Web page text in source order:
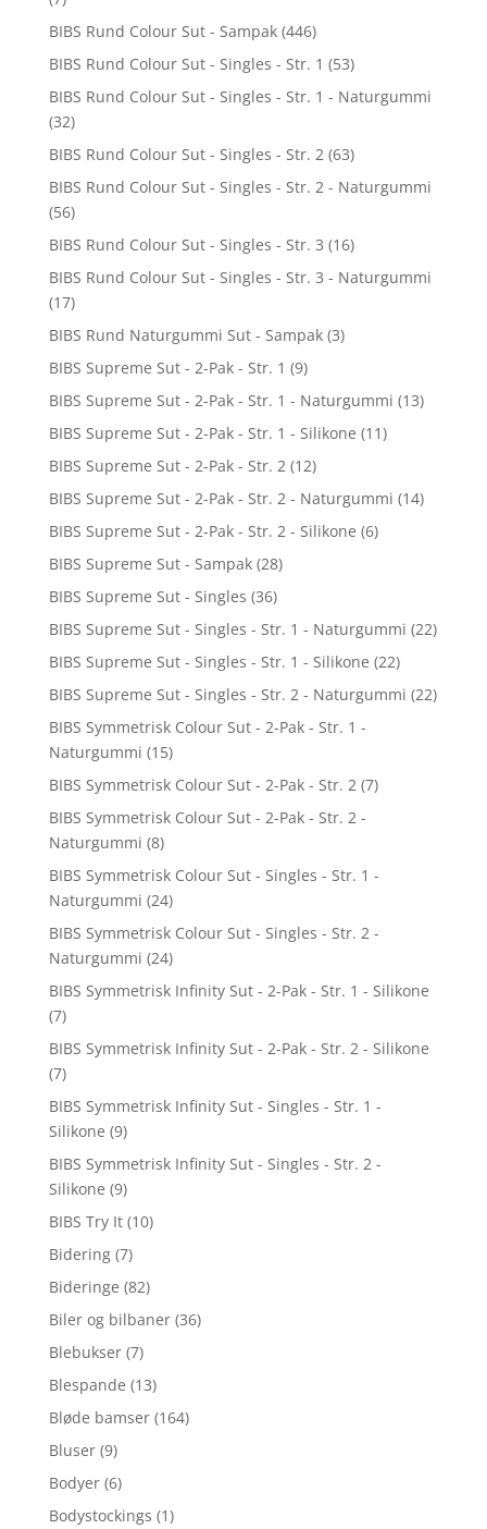
BIBS Rund Colour Sut - Sampak (446)
BIBS Rund Colour Sut - Singles - Str. 1 (53)
BIBS Rund Colour Sut - Singles - Str. 1 - Naturgummi
(32)
BIBS Rund Colour Sut - Singles - Str. 2 (63)
BIBS Rund Colour Sut - Singles - Str. 2 - Naturgummi
(56)
BIBS Rund Colour Sut - Singles - Str. 3 (16)
BIBS Rund Colour Sut - Singles - Str. 3 - Naturgummi
(17)
BIBS Rund Naturgummi Sut - Sampak (3)
BIBS Supreme Sut - 2-Pak - Str. 1 (9)
BIBS Supreme Sut - 2-Pak - Str. 1 - Naturgummi (13)
BIBS Supreme Sut - 2-Pak - Str. 1 - Silikone (11)
BIBS Supreme Sut - 2-Pak - Str. 2 (12)
BIBS Supreme Sut - 2-Pak - Str. 2 - Naturgummi (14)
BIBS Supreme Sut - 2-Pak - Str. 2 - Silikone (6)
BIBS Supreme Sut - Sampak (28)
BIBS Supreme Sut - Singles (36)
BIBS Supreme Sut - Singles - Str. 1 - Naturgummi (22)
BIBS Supreme Sut - Singles - Str. 1 - Silikone (22)
BIBS Supreme Sut - Singles - Str. 2 - Naturgummi (22)
BIBS Symmetrisk Colour Sut - 2-Pak - Str. 1 -
Naturgummi (15)
BIBS Symmetrisk Colour Sut - 2-Pak - Str. 2 (7)
BIBS Symmetrisk Colour Sut - 2-Pak - Str. 2 -
Naturgummi (8)
BIBS Symmetrisk Colour Sut - Singles - Str. 1 -
Naturgummi (24)
BIBS Symmetrisk Colour Sut - Singles - Str. 2 -
Naturgummi (24)
BIBS Symmetrisk Infinity Sut - 2-Pak - Str. 1 - Silikone
(7)
BIBS Symmetrisk Infinity Sut - 2-Pak - Str. 2 - Silikone
(7)
BIBS Symmetrisk Infinity Sut - Singles - Str. 1 -
Silikone (9)
BIBS Symmetrisk Infinity Sut - Singles - Str. 2 -
Silikone (9)
BIBS Try It (10)
Bidering (7)
Bideringe (82)
Biler og bilbaner (36)
Blebukser (7)
Blespande (13)
Bløde bamser (164)
Bluser (9)
Bodyer (6)
Bodystockings (1)